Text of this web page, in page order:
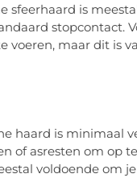
sfeerhaard is
voeren, maar dit is
haard is minimaal
of asresten om op
voldoende om